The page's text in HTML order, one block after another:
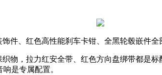
件、红色高性能刹车卡钳、全黑轮毂嵌件全
物，拉力红安全带、红色方向盘绑带都是
是专属配置。